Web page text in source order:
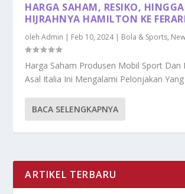
HARGA SAHAM, RESIKO, HINGGA
HIJRAHNYA HAMILTON KE
olehAdmin | Feb 10, 2024| Bola & Sports,
Harga Saham Produsen Mobil Sport Dan
Asal Italia Ini Mengalami Pelonjakan Yang
BACA SELENGKAPNYA
ARTIKEL TERBARU